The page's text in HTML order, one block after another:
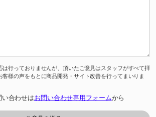
は行っておりませんが、頂いたご意見はスタッフがすべて拝
客様の声をもとに商品開発・サイト改善を行ってまいりま
い合わせはお問い合わせ専用フォームから